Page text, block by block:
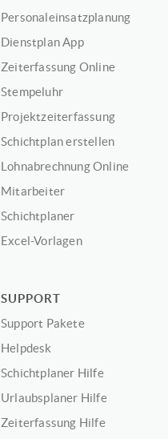
Personaleinsatzplanung
Dienstplan App
Zeiterfassung Online
Stempeluhr
Projektzeiterfassung
Schichtplan erstellen
Lohnabrechnung Online
Mitarbeiter
Schichtplaner
Excel-Vorlagen
SUPPORT
Support Pakete
Helpdesk
Schichtplaner Hilfe
Urlaubsplaner Hilfe
Zeiterfassung Hilfe